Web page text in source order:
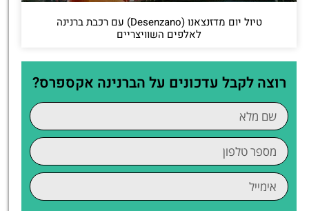
טיול יום מדזנצאנו (Desenzano) עם רכבת ברנינה
לאלפים השוויצריים
רוצה לקבל עדכונים על הברנינה אקספרס?